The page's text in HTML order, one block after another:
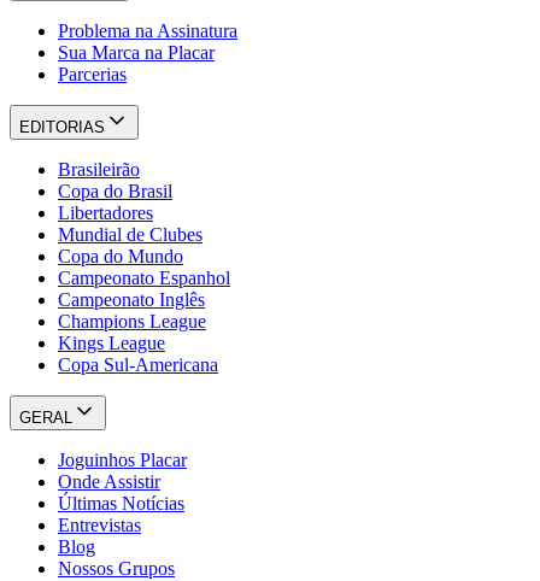
Problema na Assinatura
Sua Marca na Placar
Parcerias
EDITORIAS
Brasileirão
Copa do Brasil
Libertadores
Mundial de Clubes
Copa do Mundo
Campeonato Espanhol
Campeonato Inglês
Champions League
Kings League
Copa Sul-Americana
GERAL
Joguinhos Placar
Onde Assistir
Últimas Notícias
Entrevistas
Blog
Nossos Grupos